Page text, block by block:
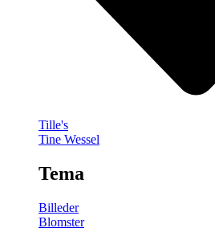
Tille's
Tine Wessel
Tema
Billeder
Blomster